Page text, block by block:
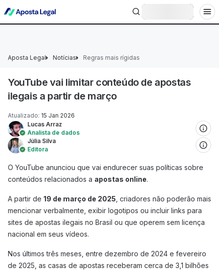
+18 Ministério da Fazenda adverte: aposta não é investimento.
Aposta Legal Notícias Regras mais rígidas
YouTube vai limitar conteúdo de apostas
ilegais a partir de março
Atualizado: 15 Jan 2026
Lucas Arraz
Analista de dados
Júlia Silva
Editora
O YouTube anunciou que vai endurecer suas políticas sobre
conteúdos relacionados a apostas online.
A partir de 19 de março de 2025 , criadores não poderão mais
mencionar verbalmente, exibir logotipos ou incluir links para
sites de apostas ilegais no Brasil ou que operem sem licença
nacional em seus vídeos.
Nos últimos três meses, entre dezembro de 2024 e fevereiro
de 2025, as casas de apostas receberam cerca de 3,1 bilhões